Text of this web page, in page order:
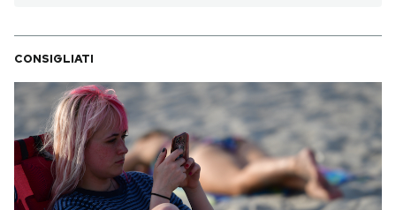
CONSIGLIATI